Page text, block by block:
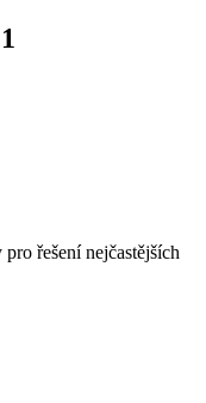
řešení nejčastějších